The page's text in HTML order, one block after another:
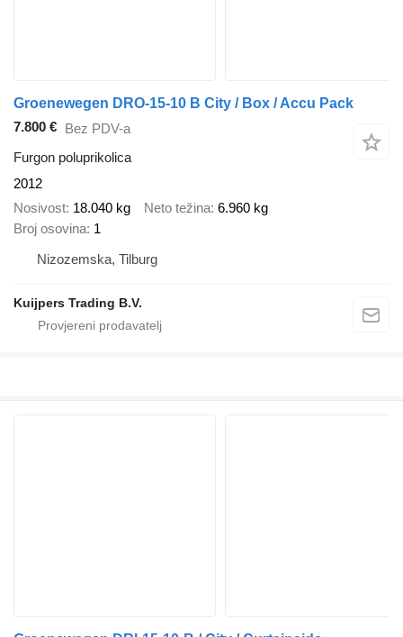
Groenewegen DRO-15-10 B City / Box / Accu Pack
7.800 € Bez PDV-a
Furgon poluprikolica
2012
Nosivost 18.040 kg Neto težina 6.960 kg
Broj osovina 1
Nizozemska, Tilburg
Kuijpers Trading B.V.